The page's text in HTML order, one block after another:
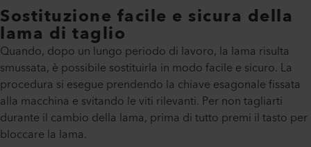
Sostituzione facile e sicura della
lama di taglio
Quando, dopo un lungo periodo di lavoro, la lama risulta
smussata, è possibile sostituirla in modo facile e sicuro. La
procedura si esegue prendendo la chiave esagonale fissata
alla macchina e svitando le viti rilevanti. Per non tagliarti
durante il cambio della lama, prima di tutto premi il tasto per
bloccare la lama.